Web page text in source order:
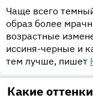
Чаще всего
образ более
возрастные
иссиня-черные и
тем лучше, пишет
Какие